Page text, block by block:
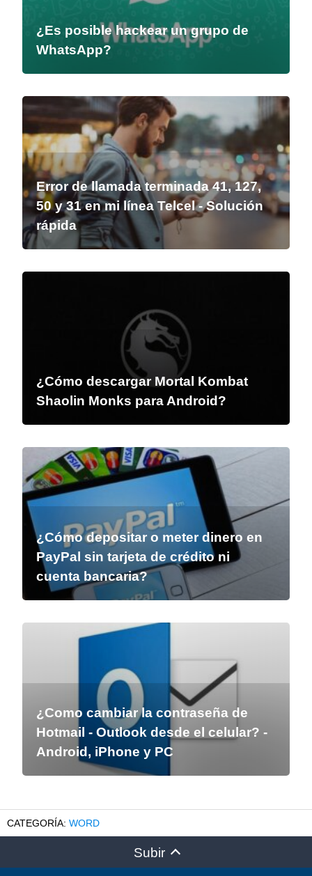
¿Es posible hackear un grupo de
WhatsApp?
Error de llamada terminada 41, 127,
50 y 31 en mi línea Telcel - Solución
rápida
¿Cómo descargar Mortal Kombat
Shaolin Monks para Android?
¿Cómo depositar o meter dinero en
PayPal sin tarjeta de crédito ni
cuenta bancaria?
¿Como cambiar la contraseña de
Hotmail - Outlook desde el celular? -
Android, iPhone y PC
WORD
Subir